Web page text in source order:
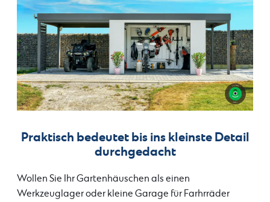
Praktisch bedeutet bis ins kleinste Detail
durchgedacht
Wollen Sie Ihr Gartenhäuschen als einen
Werkzeuglager oder kleine Garage für Farhrräder